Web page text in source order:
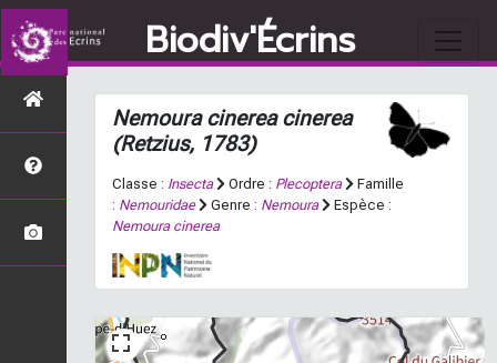
Biodiv'Écrins
Nemoura cinerea cinerea
(Retzius, 1783)
Classe : Insecta Ordre : Plecoptera
Famille
: Nemouridae Genre : Nemoura
Espèce :
Nemoura cinerea